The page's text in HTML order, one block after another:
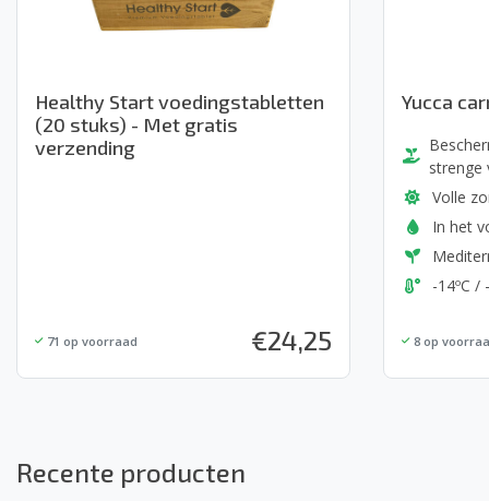
Healthy Start voedingstabletten
(20 stuks) - Met gratis
verzending
71 op voorraad €24,25
Yucca
strenge
Volle
In het
-14ºC /
8 op
Recente producten